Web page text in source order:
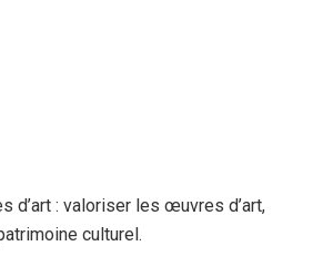
d’art : valoriser les œuvres d’art,
culturel.